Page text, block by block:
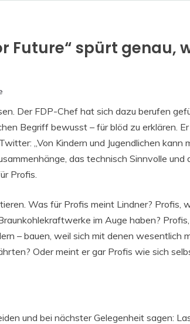
Future“ spürt genau,
Der FDP-Chef hat sich dazu berufen
Begriff bewusst – für blöd zu erklären. Er
„Von Kindern und Jugendlichen kann
das technisch Sinnvolle und
Profis.
Was für Profis meint Lindner? Profis,
im Auge haben? Profis,
– bauen, weil sich mit denen wesentlich
Oder meint er gar Profis wie sich
und bei nächster Gelegenheit sagen: